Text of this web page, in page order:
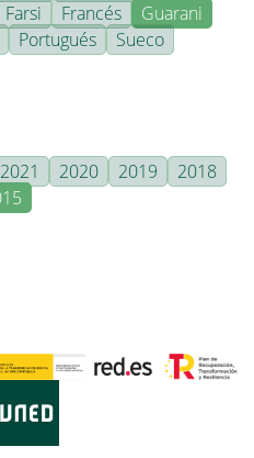
Farsi Francés
Guarani
Portugués
Sueco
2021 2020 2019
2018